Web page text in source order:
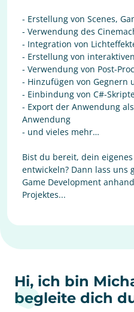
- Erstellung von Scenes,
- Verwendung des
- Integration von
- Erstellung von
- Verwendung von Post-
- Hinzufügen von Gegnern
- Einbindung von C#-
- Export der Anwendung
Anwendung
- und vieles mehr…
Bist du bereit, dein
entwickeln? Dann lass uns
Game Development
Projektes...
Hi, ich bin
begleite dich